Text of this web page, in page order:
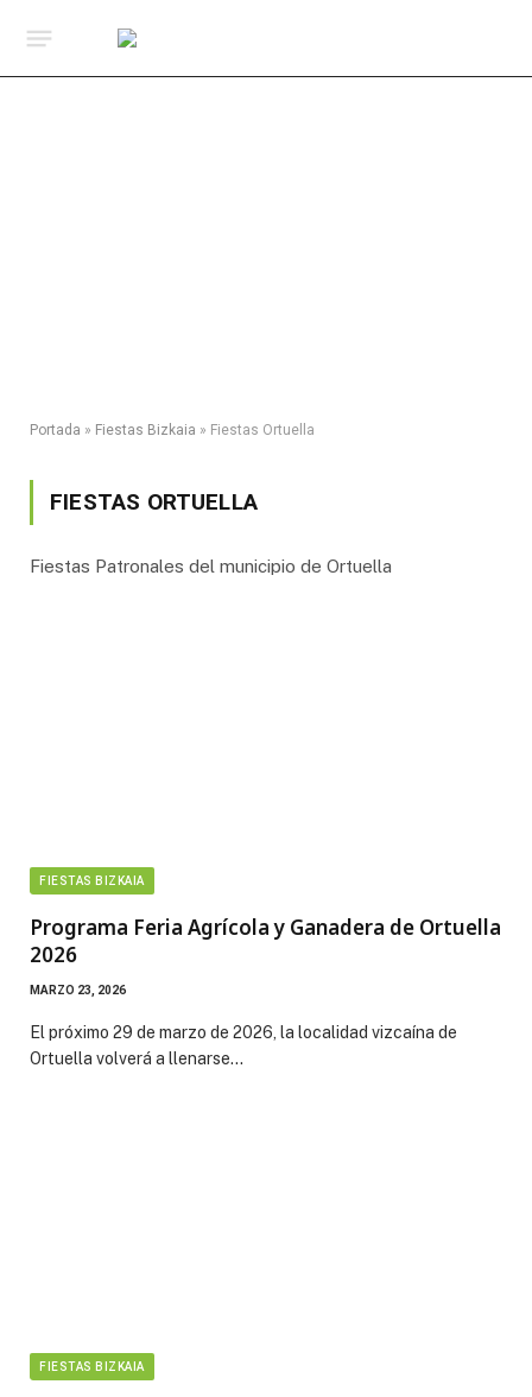
Portada » Fiestas Bizkaia » Fiestas Ortuella
FIESTAS ORTUELLA
Fiestas Patronales del municipio de Ortuella
FIESTAS BIZKAIA
Programa Feria Agrícola y Ganadera de Ortuella
2026
MARZO 23, 2026
El próximo 29 de marzo de 2026, la localidad vizcaína de
Ortuella volverá a llenarse…
FIESTAS BIZKAIA